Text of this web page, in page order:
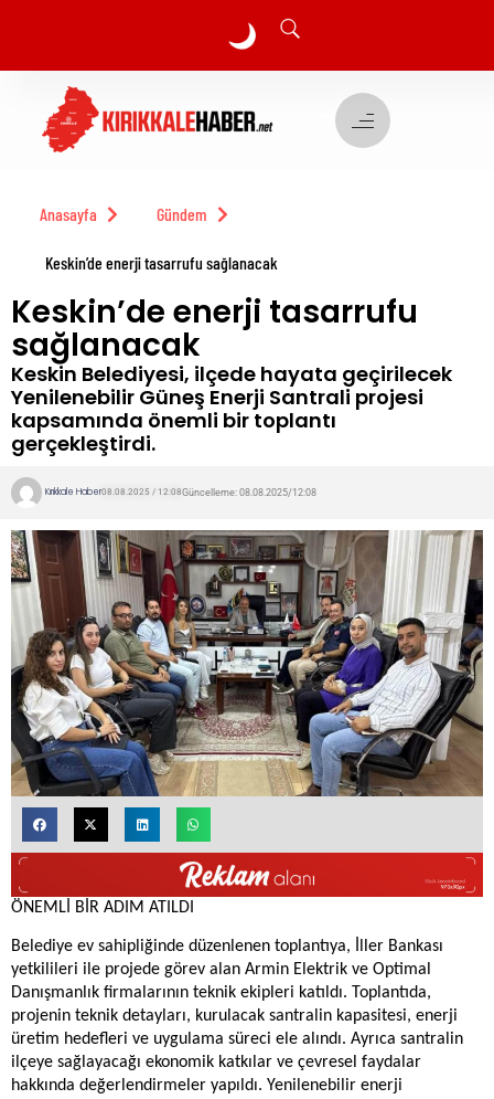
🌙
🌙
Anasayfa Gündem
Keskin’de enerji tasarrufu sağlanacak
Keskin’de enerji tasarrufu
sağlanacak
Keskin Belediyesi, ilçede hayata geçirilecek
Yenilenebilir Güneş Enerji Santrali projesi
kapsamında önemli bir toplantı
gerçekleştirdi.
Kırıkkale Haber08.08.2025 / 12:08Güncelleme: 08.08.2025/12:08
ÖNEMLİ BİR ADIM ATILDI
Belediye ev sahipliğinde düzenlenen toplantıya, İller Bankası
yetkilileri ile projede görev alan Armin Elektrik ve Optimal
Danışmanlık firmalarının teknik ekipleri katıldı. Toplantıda,
projenin teknik detayları, kurulacak santralin kapasitesi, enerji
üretim hedefleri ve uygulama süreci ele alındı. Ayrıca santralin
ilçeye sağlayacağı ekonomik katkılar ve çevresel faydalar
hakkında değerlendirmeler yapıldı. Yenilenebilir enerji